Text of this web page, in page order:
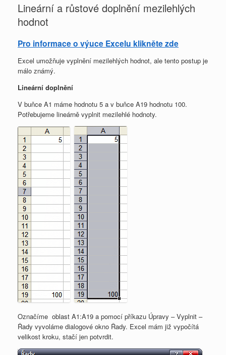
Lineární a růstové doplnění mezilehlých
hodnot
Pro informace o výuce Excelu klikněte zde
Excel umožňuje vyplnění mezilehlých hodnot, ale tento postup je
málo známý.
Lineární doplnění
V buňce A1 máme hodnotu 5 a v buňce A19 hodnotu 100.
Potřebujeme lineárně vyplnit mezilehlé hodnoty.
Označíme oblast A1:A19 a pomocí příkazu Úpravy – Vyplnit –
Řady vyvoláme dialogové okno Řady. Excel mám již vypočítá
velikost kroku, stačí jen potvrdit.